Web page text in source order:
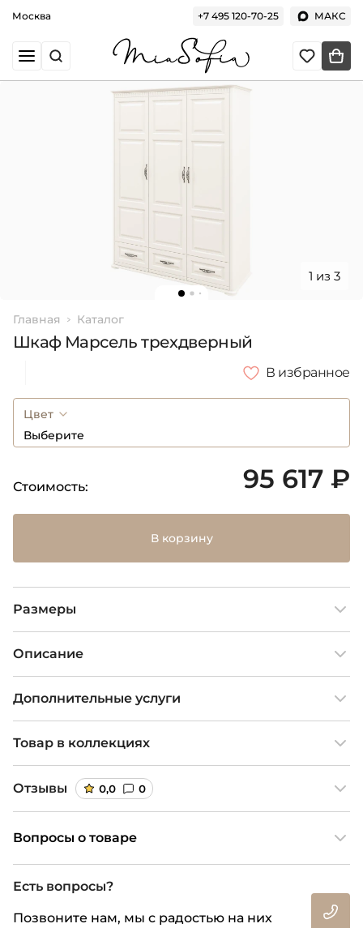
Москва +7 495 120-70-25 МАКС
1 из 3
Главная Каталог
Шкаф Марсель трехдверный
В избранное
Цвет
Выберите
Стоимость: 95 617 ₽
В корзину
Размеры
Описание
Дополнительные услуги
Товар в коллекциях
Отзывы 0,0 0
Вопросы о товаре
Есть вопросы?
Позвоните нам, мы с радостью на них